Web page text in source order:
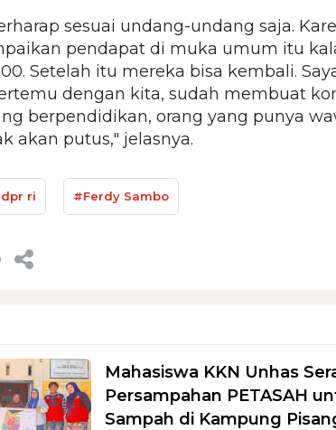
sesuai undang-undang saja.
pendapat di muka umum itu
Setelah itu mereka bisa kembali.
dengan kita, sudah membuat
berpendidikan, orang yang punya
akan putus," jelasnya.
ri #Ferdy Sambo
Mahasiswa KKN Unhas
Persampahan PETASAH
Sampah di Kampung